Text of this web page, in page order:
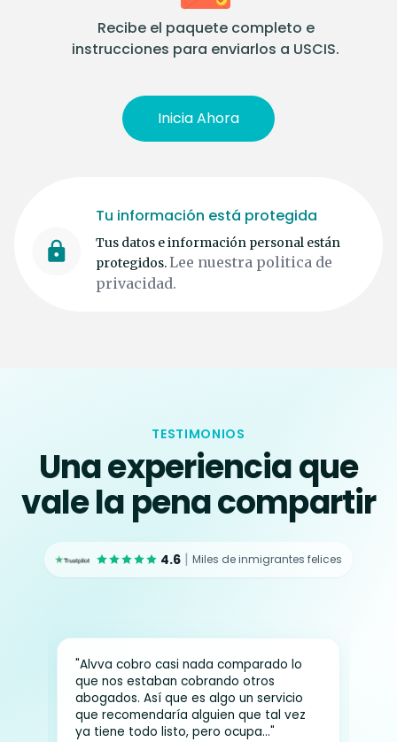
Recibe el paquete completo e
instrucciones para enviarlos a USCIS.
Inicia Ahora
Tu información está protegida
Tus datos e información personal están
protegidos.Lee nuestra politica de
privacidad.
TESTIMONIOS
Una experiencia que
vale la pena compartir
4.6 | Miles de inmigrantes felices
"Alvva cobro casi nada comparado lo
que nos estaban cobrando otros
abogados. Así que es algo un servicio
que recomendaría alguien que tal vez
ya tiene todo listo, pero ocupa..."